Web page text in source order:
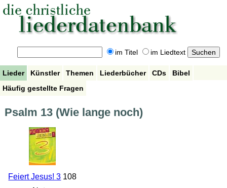
im Titel im Liedtext
Lieder Künstler Themen Liederbücher CDs
Bibel
Häufig gestellte Fragen
Psalm 13 (Wie lange noch)
Feiert Jesus! 3 108